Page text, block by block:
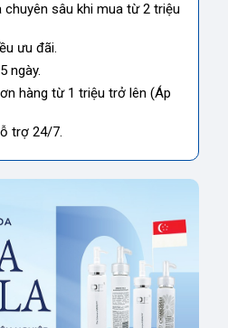
sâu khi mua từ 2 triệu
ưu đãi.
ngày.
hàng từ 1 triệu trở lên (Áp
trợ 24/7.